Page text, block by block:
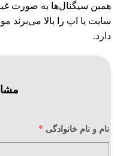
همین سیگنال‌ها به صورت
سایت یا اپ را بالا می‌برند
دارد.
نام و نام خانوادگی *